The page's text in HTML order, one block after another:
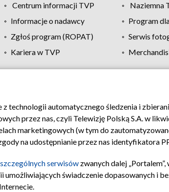
Centrum informacji TVP Naziemna
Informacje o nadawcy
Program
Zgłoś program (ROPAT)
Serwis
Kariera w TVP
Moje zgody Pomoc Biuro
technologii automatycznego śledzenia i
przez nas, czyli Telewizję Polską S.A. w
marketingowych (w tym do
na udostępnianie przez nas identyfikatora
serwisów zwanych dalej
świadczenie dopasowanych i